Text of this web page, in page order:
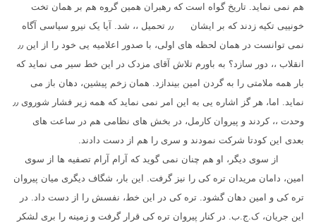
هم نمی نماید. تاریخ گواه است که رهبران همین گروه هم بر همان تخت
خونییی تکیه زدند که بر ایشان ٫٫ تحمیل ،، شد. آیا یک نیرو سیاسی آگاه
نمی توانست در همان لحظه های اولی، با صدور اعلامیه یی خود را از این ٫٫
انقلاب ،، دور سازد؟ به باورم تلاش آقای مزدک در این خط سیر می نماید که
بار همه ملامتی را به گردن امین بیندازد. همان زخم پیشین، دهان باز می
نماید. اما، هر گز اشاره یی به این امر نمی نماید که همه زیر فشار شوروی ٫٫
وحدت ،، کردند و پیروان کارمل، در بخش های نظامی هم در ساعت های
بعدی این کودتا شرکت نمودند و سری را هم از دست دادند.
از سوی دیگر، او هم چنان نمی گوید که آرام آرام تصفیه ها از سوی
امین، دامان مریدان تره کی را نیز گرفت. این بار، شگاف دیگری میان پیروان
تره کی و امین دهان گشود. تره کی در این خط، نفسش را از دست داد. در
این جریان، ک.ج.ب. در کنار پیروان تره کی قرار گرفت و زمینه را بری لشکر